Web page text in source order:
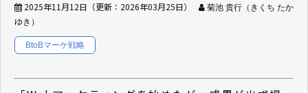
2025年11月12日 （更新： 2026年03月25日）
菊池 貴行（きくち たか
ゆき）
BtoBマーケ戦略